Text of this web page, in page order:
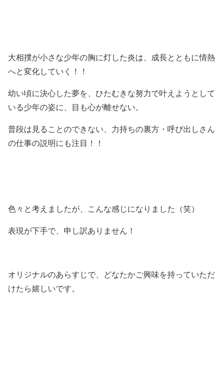
大相撲が小さな少年の胸に灯した炎は、成長とともに情熱
へと変化していく！！
幼い頃に決心した夢を、ひたむきな努力で叶えようとして
いる少年の姿に、目も心が離せない。
普段は見ることのできない、力持ちの裏方・呼び出しさん
の仕事の説明にも注目！！
色々と考えましたが、こんな感じになりました（笑）
表現が下手で、申し訳ありません！
オリジナルのあらすじで、どなたかご興味を持っていただ
けたら嬉しいです。